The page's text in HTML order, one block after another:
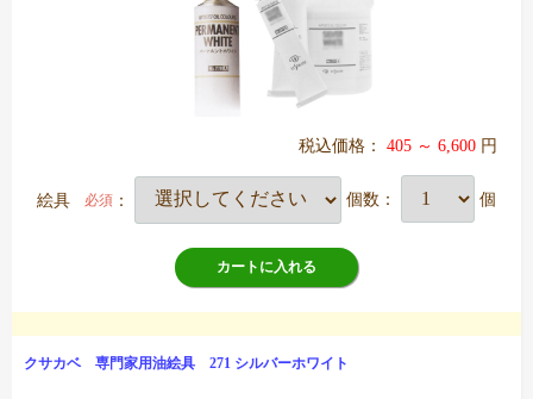
税込価格： 405 ～ 6,600 円
絵具 必須 ： 個数： 個
カートに入れる
クサカベ 専門家用油絵具 271 シルバーホワイト